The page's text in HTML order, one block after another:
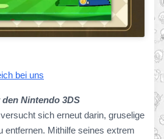
bei uns
Nintendo 3DS
sich erneut darin, gruselige
entfernen. Mithilfe seines extrem